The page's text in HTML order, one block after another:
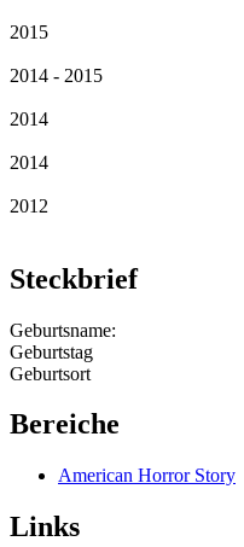
2015
2014 - 2015
2014
2014
2012
Steckbrief
Geburtsname:
Geburtstag
Geburtsort
Bereiche
American Horror Story
Links